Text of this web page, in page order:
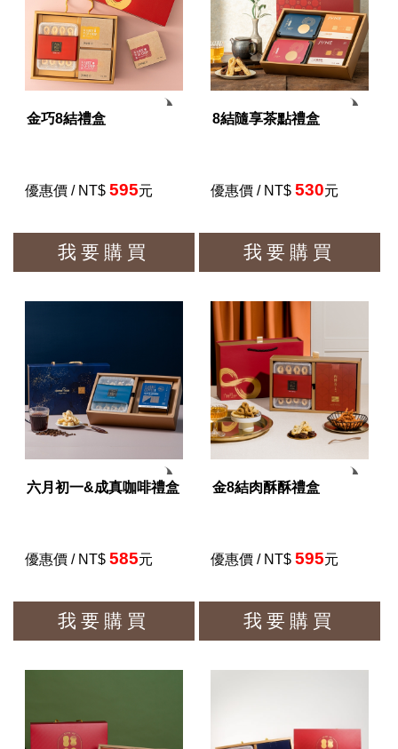
金巧8結禮盒
優惠價 / NT$ 595元
我要購買
8結隨享茶點禮盒
優惠價 / NT$ 530元
我要購買
六月初一&成真咖啡禮盒
優惠價 / NT$ 585元
我要購買
金8結肉酥酥禮盒
優惠價 / NT$ 595元
我要購買